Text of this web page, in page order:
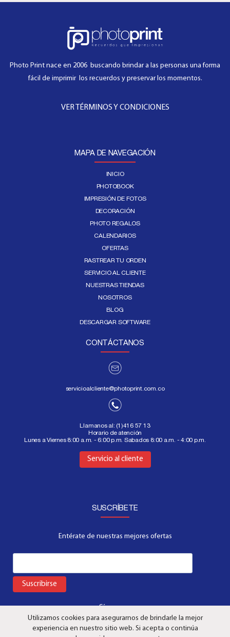
Photo Print nace en 2006 buscando brindar a las personas una forma
fácil de imprimir los recuerdos y preservar los momentos.
VER TÉRMINOS Y CONDICIONES
MAPA DE NAVEGACIÓN
INICIO
PHOTOBOOK
IMPRESIÓN DE FOTOS
DECORACIÓN
PHOTO REGALOS
CALENDARIOS
OFERTAS
RASTREAR TU ORDEN
SERVICIO AL CLIENTE
NUESTRAS TIENDAS
NOSOTROS
BLOG
DESCARGAR SOFTWARE
CONTÁCTANOS
servicioalcliente@photoprint.com.co
Llamanos al: (1)416 57 13
Horario de atención
Lunes a Viernes 8:00 a.m. - 6:00 p.m. Sabados 8:00 a.m. - 4:00 p.m.
Servicio al cliente
Aquí
SUSCRÍBETE
Entérate de nuestras mejores ofertas
Suscribirse
Síguenos:
Utilizamos cookies para asegurarnos de brindarle la mejor
experiencia en nuestro sitio web. Si acepta o continúa